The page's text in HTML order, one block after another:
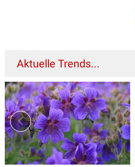
Aktuelle Trends...